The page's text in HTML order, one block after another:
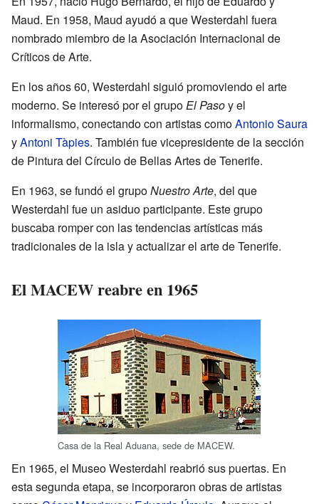
Maud. En 1958, Maud ayudó a que Westerdahl fuera
nombrado miembro de la Asociación Internacional de
Críticos de Arte.
En los años 60, Westerdahl siguió promoviendo el arte
moderno. Se interesó por el grupoEl Pasoy el
informalismo, conectando con artistas comoAntonio Saura
yAntoni Tàpies. También fue vicepresidente de la sección
de Pintura del Círculo de Bellas Artes de Tenerife.
En 1963, se fundó el grupoNuestro Arte, del que
Westerdahl fue un asiduo participante. Este grupo
buscaba romper con las tendencias artísticas más
tradicionales de la isla y actualizar el arte de Tenerife.
El MACEW reabre en 1965
Casa de la Real Aduana, sede de MACEW.
En 1965, el Museo Westerdahl reabrió sus puertas. En
esta segunda etapa, se incorporaron obras de artistas